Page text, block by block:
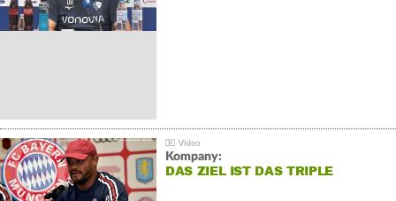
Kompany:
DAS ZIEL IST DAS TRIPLE